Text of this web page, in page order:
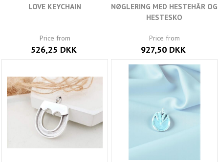
LOVE KEYCHAIN
Price from
526,25 DKK
NØGLERING MED HESTEHÅR OG
HESTESKO
Price from
927,50 DKK